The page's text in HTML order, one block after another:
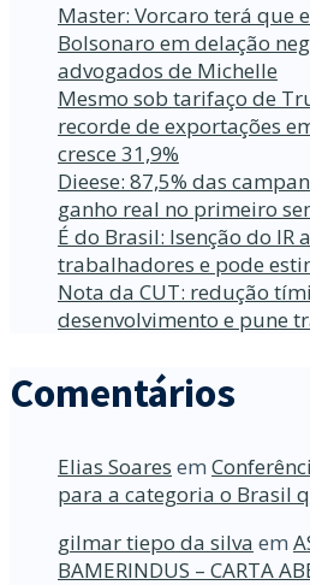
Master: Vorcaro terá que
Bolsonaro em delação
advogados de Michelle
Mesmo sob tarifaço de
recorde de exportações
cresce 31,9%
Dieese: 87,5% das
ganho real no primeiro
É do Brasil: Isenção do IR
trabalhadores e pode
Nota da CUT: redução
desenvolvimento e pune
Comentários
Elias Soares em
para a categoria o Brasil
gilmar tiepo da silva em
BAMERINDUS – CARTA